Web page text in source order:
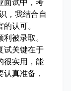
，我结合自
认可。
被录取。
试关键在于
很实用，能
真准备，